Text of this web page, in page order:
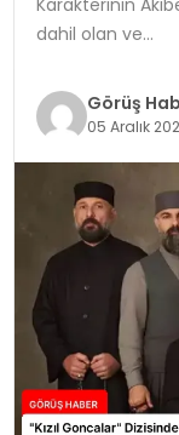
YAŞAM
dahil olan ve…
Görüş
05 Aralık